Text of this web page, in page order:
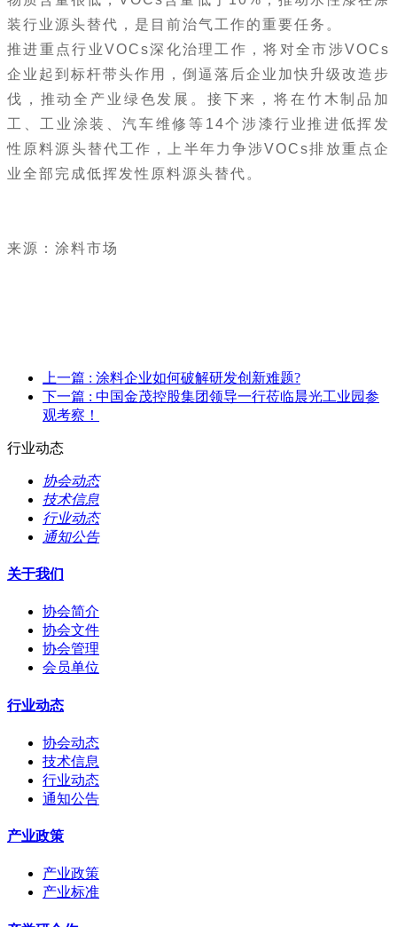
装行业源头替代，是目前治气工作的重要任务。
推进重点行业VOCs深化治理工作，将对全市涉VOCs
企业起到标杆带头作用，倒逼落后企业加快升级改造步
伐，推动全产业绿色发展。接下来，将在竹木制品加
工、工业涂装、汽车维修等14个涉漆行业推进低挥发
性原料源头替代工作，上半年力争涉VOCs排放重点企
业全部完成低挥发性原料源头替代。
来源：涂料市场
上一篇 : 涂料企业如何破解研发创新难题?
下一篇 : 中国金茂控股集团领导一行莅临晨光工业园参
观考察！
行业动态
协会动态
技术信息
行业动态
通知公告
关于我们
协会简介
协会文件
协会管理
会员单位
行业动态
协会动态
技术信息
行业动态
通知公告
产业政策
产业政策
产业标准